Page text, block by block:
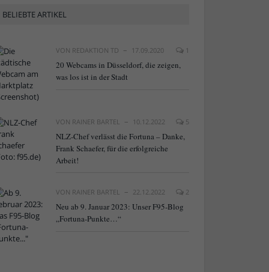
BELIEBTE ARTIKEL
VON REDAKTION TD 17.09.2020 1
20 Webcams in Düsseldorf, die zeigen,
was los ist in der Stadt
VON RAINER BARTEL 10.12.2022 5
NLZ-Chef verlässt die Fortuna – Danke,
Frank Schaefer, für die erfolgreiche
Arbeit!
VON RAINER BARTEL 22.12.2022 2
Neu ab 9. Januar 2023: Unser F95-Blog
„Fortuna-Punkte…“